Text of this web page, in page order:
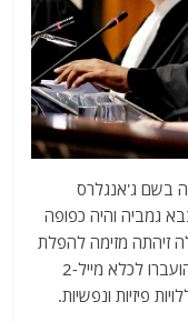
בשם ג'אנגלרס
גמביה והיה כפופה
בשנת 2006, הממשלה זיהתה מזימה להפלת
השלטון ובוצע גל מעצרים, כאשר העצורים הועברו לכלא מייל-2
פיזיות ונפשיות.